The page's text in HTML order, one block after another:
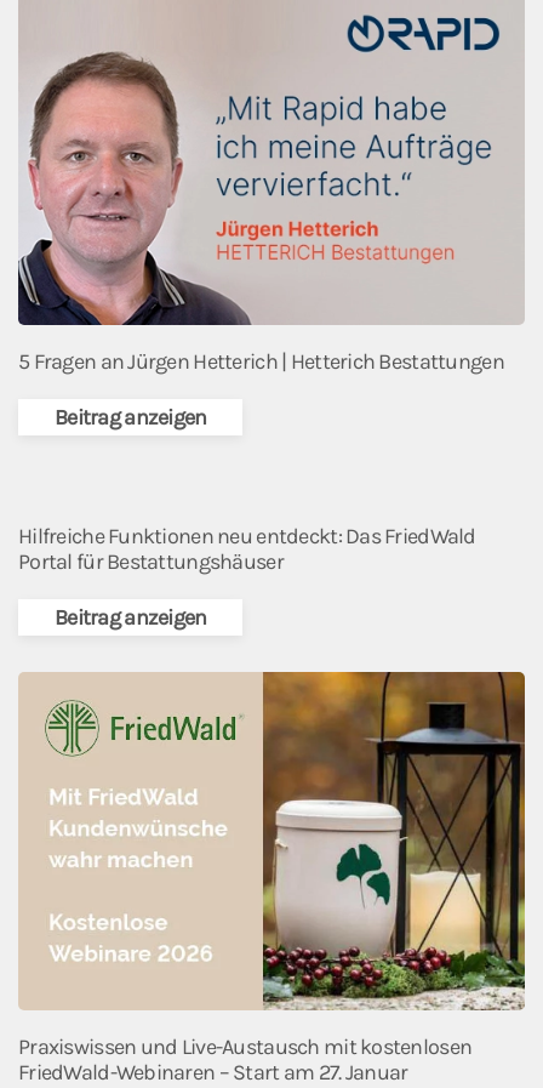
5 Fragen an Jürgen Hetterich | Hetterich Bestattungen
Beitrag anzeigen
Hilfreiche Funktionen neu entdeckt: Das FriedWald
Portal für Bestattungshäuser
Beitrag anzeigen
Praxiswissen und Live-Austausch mit kostenlosen
FriedWald-Webinaren – Start am 27. Januar